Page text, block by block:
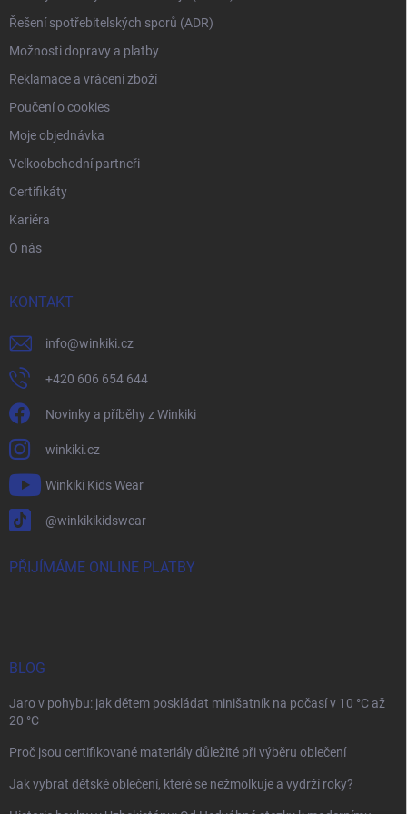
Řešení spotřebitelských sporů (ADR)
Možnosti dopravy a platby
Reklamace a vrácení zboží
Poučení o cookies
Moje objednávka
Velkoobchodní partneři
Certifikáty
Kariéra
O nás
KONTAKT
info@winkiki.cz
+420 606 654 644
Novinky a příběhy z Winkiki
winkiki.cz
Winkiki Kids Wear
@winkikikidswear
PŘIJÍMÁME ONLINE PLATBY
BLOG
Jaro v pohybu: jak dětem poskládat minišatník na počasí v 10 °C až
20 °C
Proč jsou certifikované materiály důležité při výběru oblečení
Jak vybrat dětské oblečení, které se nežmolkuje a vydrží roky?